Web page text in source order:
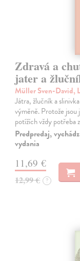
Zdravá a
jater a
Müller Sven-David,
Játra, žlučník a
výměně. Protože
potížích vždy potřeba
Predpredaj,
vydania
11,69 €
12,99 € ?